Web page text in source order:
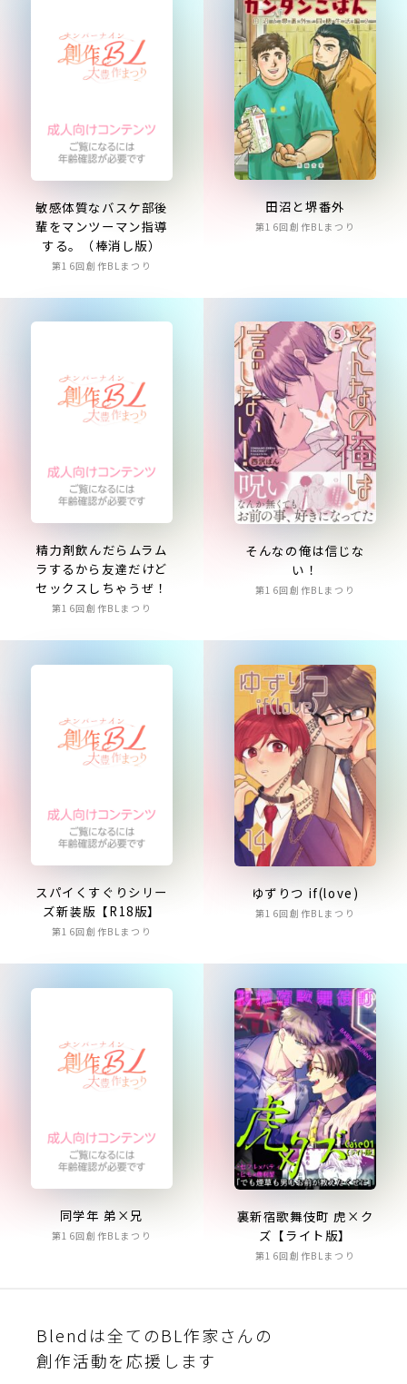
敏感体質なバスケ部後
輩をマンツーマン指導
する。（棒消し版）
第16回創作BLまつり
田沼と堺番外
第16回創作BLまつり
精力剤飲んだらムラム
ラするから友達だけど
セックスしちゃうぜ！
第16回創作BLまつり
そんなの俺は信じな
い！
第16回創作BLまつり
スパイくすぐりシリー
ズ新装版【R18版】
第16回創作BLまつり
ゆずりつ if(love)
第16回創作BLまつり
同学年 弟×兄
第16回創作BLまつり
裏新宿歌舞伎町 虎×ク
ズ【ライト版】
第16回創作BLまつり
Blendは全てのBL作家さんの
創作活動を応援します